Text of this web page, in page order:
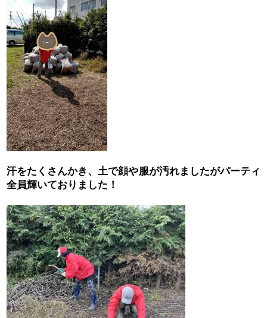
汗をたくさんかき、土で顔や服が汚れましたがパーティ
全員輝いておりました！